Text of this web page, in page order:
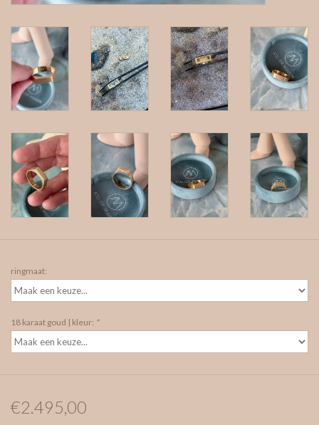
MAAK EEN AFSPRAAK
ringmaat:
18 karaat goud | kleur: *
€2.495,00